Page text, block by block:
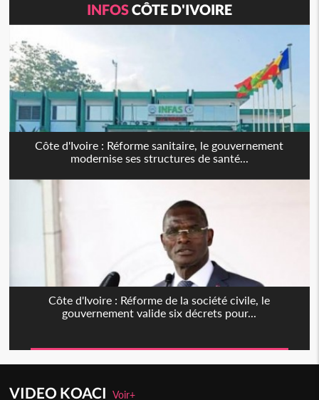
INFOSCÔTE D'IVOIRE
Côte d'Ivoire : Réforme sanitaire, le gouvernement
modernise ses structures de santé...
Côte d'Ivoire : Réforme de la société civile, le
gouvernement valide six décrets pour...
VIDEO KOACIVoir+